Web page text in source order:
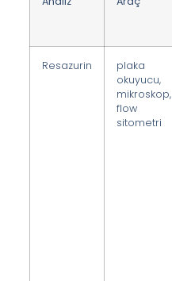
Resazurin
plaka
okuyucu,
mikroskop,
flow
sitometri